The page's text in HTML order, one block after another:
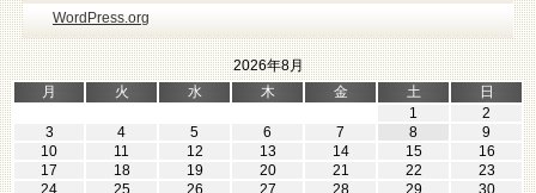
WordPress.org
2026年8月
月
火 水 木 金 土
日
1
2
3
4 5 6 7 8
9
10
11 12 13 14 15
16
17
18 19 20 21 22
23